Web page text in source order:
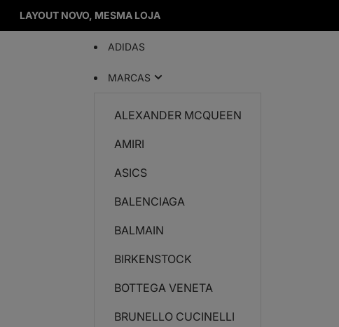
LAYOUT NOVO, MESMA LOJA
ADIDAS
MARCAS
ALEXANDER MCQUEEN
AMIRI
ASICS
BALENCIAGA
BALMAIN
BIRKENSTOCK
BOTTEGA VENETA
BRUNELLO CUCINELLI